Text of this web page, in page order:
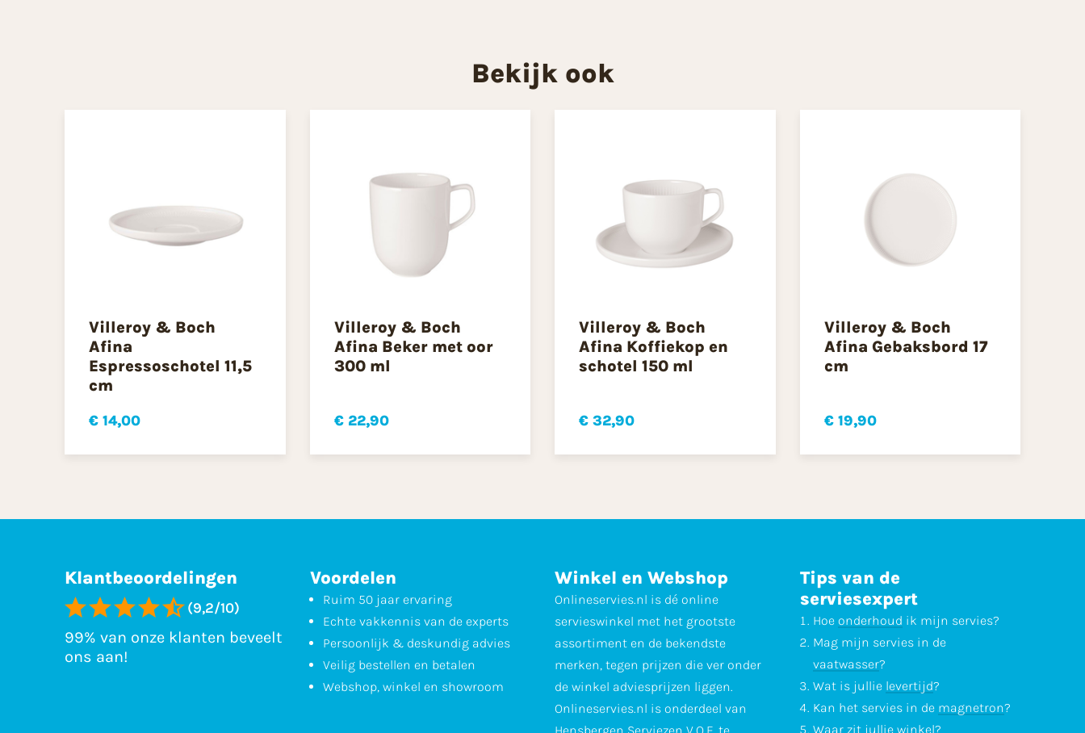
Bekijk ook
Villeroy & Boch
Afina
Espressoschotel 11,5
cm
€ 14,00
Villeroy & Boch
Afina Beker met oor
300 ml
€ 22,90
Villeroy & Boch
Afina Koffiekop en
schotel 150 ml
€ 32,90
Villeroy & Boch
Afina Gebaksbord 17
cm
€ 19,90
Klantbeoordelingen
(9,2/10)
99% van onze klanten beveelt
ons aan!
Voordelen
Ruim 50 jaar ervaring
Echte vakkennis van de experts
Persoonlijk & deskundig advies
Veilig bestellen en betalen
Webshop, winkel en showroom
Winkel en Webshop
Onlineservies.nl is dé online
servieswinkel met het grootste
assortiment en de bekendste
merken, tegen prijzen die ver onder
de winkel adviesprijzen liggen.
Onlineservies.nl is onderdeel van
Tips van de
serviesexpert
Hoe onderhoud ik mijn servies?
Mag mijn servies in de
vaatwasser?
Wat is jullie levertijd?
Kan het servies in de magnetron?
Waar zit jullie winkel?